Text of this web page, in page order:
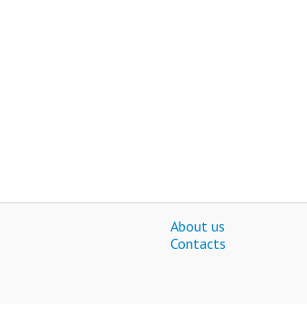
About us
Contacts